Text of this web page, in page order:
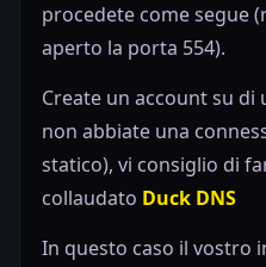
procedete come segue
aperto la porta 554).
Create un account su di
non abbiate una
statico), vi consiglio di
collaudato Duck DNS
In questo caso il vostro